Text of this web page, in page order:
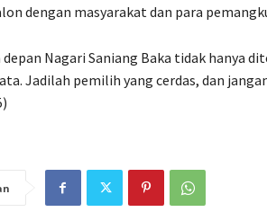
dengan masyarakat dan para
depan Nagari Saniang Baka tidak hanya
Jadilah pemilih yang cerdas, dan